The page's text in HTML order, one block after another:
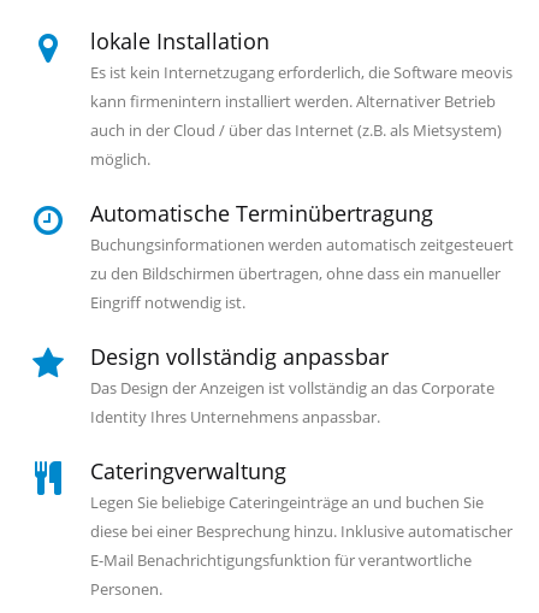
lokale Installation
Es ist kein Internetzugang erforderlich, die Software meovis
kann firmenintern installiert werden. Alternativer Betrieb
auch in der Cloud / über das Internet (z.B. als Mietsystem)
möglich.
Automatische Terminübertragung
Buchungsinformationen werden automatisch zeitgesteuert
zu den Bildschirmen übertragen, ohne dass ein manueller
Eingriff notwendig ist.
Design vollständig anpassbar
Das Design der Anzeigen ist vollständig an das Corporate
Identity Ihres Unternehmens anpassbar.
Cateringverwaltung
Legen Sie beliebige Cateringeinträge an und buchen Sie
diese bei einer Besprechung hinzu. Inklusive automatischer
E-Mail Benachrichtigungsfunktion für verantwortliche
Personen.